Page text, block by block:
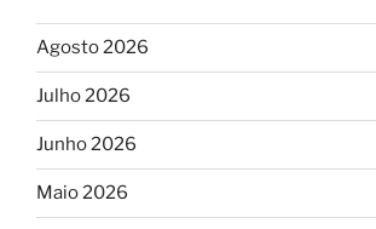
Agosto 2026
Julho 2026
Junho 2026
Maio 2026